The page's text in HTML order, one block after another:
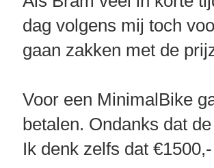
dag volgens mij toch
gaan zakken met de
Voor een MinimalBike
betalen. Ondanks dat
Ik denk zelfs dat